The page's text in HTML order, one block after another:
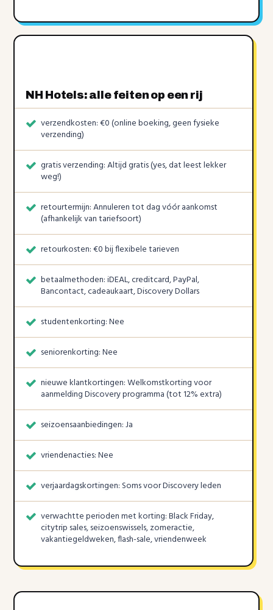
NH Hotels: alle feiten op een rij
verzendkosten: €0 (online boeking, geen fysieke
verzending)
gratis verzending: Altijd gratis (yes, dat leest lekker
weg!)
retourtermijn: Annuleren tot dag vóór aankomst
(afhankelijk van tariefsoort)
retourkosten: €0 bij flexibele tarieven
betaalmethoden: iDEAL, creditcard, PayPal,
Bancontact, cadeaukaart, Discovery Dollars
studentenkorting: Nee
seniorenkorting: Nee
nieuwe klantkortingen: Welkomstkorting voor
aanmelding Discovery programma (tot 12% extra)
seizoensaanbiedingen: Ja
vriendenacties: Nee
verjaardagskortingen: Soms voor Discovery leden
verwachtte perioden met korting: Black Friday,
citytrip sales, seizoenswissels, zomeractie,
vakantiegeldweken, flash-sale, vriendenweek